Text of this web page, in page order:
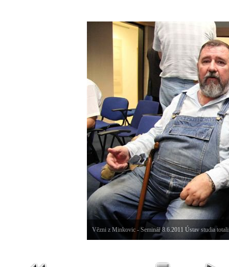
Vězni z Minkovic - Seminář 8.6.2011 Ústav studia